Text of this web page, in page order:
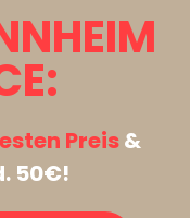
Preis&
50€!